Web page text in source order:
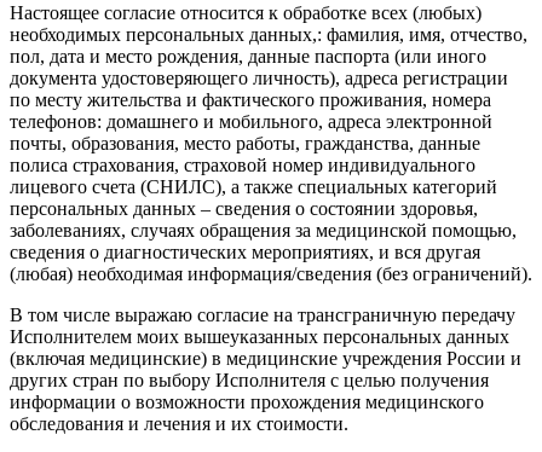
Настоящее согласие относится к обработке всех (любых)
необходимых персональных данных,: фамилия, имя, отчество,
пол, дата и место рождения, данные паспорта (или иного
документа удостоверяющего личность), адреса регистрации
по месту жительства и фактического проживания, номера
телефонов: домашнего и мобильного, адреса электронной
почты, образования, место работы, гражданства, данные
полиса страхования, страховой номер индивидуального
лицевого счета (СНИЛС), а также специальных категорий
персональных данных – сведения о состоянии здоровья,
заболеваниях, случаях обращения за медицинской помощью,
сведения о диагностических мероприятиях, и вся другая
(любая) необходимая информация/сведения (без ограничений).
В том числе выражаю согласие на трансграничную передачу
Исполнителем моих вышеуказанных персональных данных
(включая медицинские) в медицинские учреждения России и
других стран по выбору Исполнителя с целью получения
информации о возможности прохождения медицинского
обследования и лечения и их стоимости.